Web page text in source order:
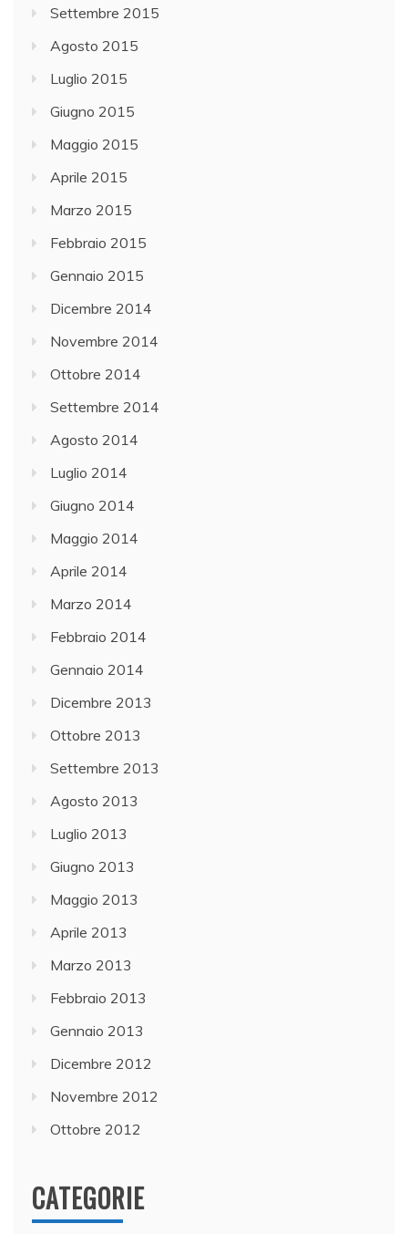
Settembre 2015
Agosto 2015
Luglio 2015
Giugno 2015
Maggio 2015
Aprile 2015
Marzo 2015
Febbraio 2015
Gennaio 2015
Dicembre 2014
Novembre 2014
Ottobre 2014
Settembre 2014
Agosto 2014
Luglio 2014
Giugno 2014
Maggio 2014
Aprile 2014
Marzo 2014
Febbraio 2014
Gennaio 2014
Dicembre 2013
Ottobre 2013
Settembre 2013
Agosto 2013
Luglio 2013
Giugno 2013
Maggio 2013
Aprile 2013
Marzo 2013
Febbraio 2013
Gennaio 2013
Dicembre 2012
Novembre 2012
Ottobre 2012
CATEGORIE